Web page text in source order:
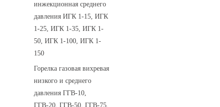
инжекционная среднего
давления ИГК 1-15, ИГК
1-25, ИГК 1-35, ИГК 1-
50, ИГК 1-100, ИГК 1-
150
Горелка газовая вихревая
низкого и среднего
давления ГГВ-10,
ГГВ-20, ГГВ-50, ГГВ-75,